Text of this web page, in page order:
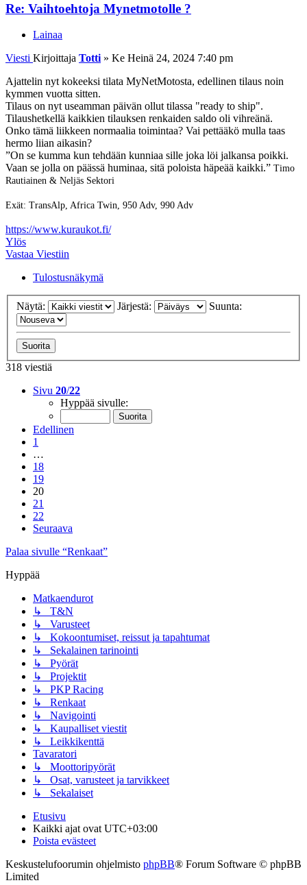
Re: Vaihtoehtoja Mynetmotolle ?
Lainaa
Viesti Kirjoittaja Totti» Ke Heinä 24, 2024 7:40 pm
Ajattelin nyt kokeeksi tilata MyNetMotosta, edellinen tilaus noin
kymmen vuotta sitten.
Tilaus on nyt useamman päivän ollut tilassa "ready to ship".
Tilaushetkellä kaikkien tilauksen renkaiden saldo oli vihreänä.
Onko tämä liikkeen normaalia toimintaa? Vai pettääkö mulla taas
hermo liian aikasin?
”On se kumma kun tehdään kunniaa sille joka löi jalkansa poikki.
Vaan se jolla on päässä huminaa, sitä poloista häpeää kaikki.” Timo
Rautiainen & Neljäs Sektori
Exät: TransAlp, Africa Twin, 950 Adv, 990 Adv
https://www.kuraukot.fi/
Ylös
Vastaa Viestiin
Tulostusnäkymä
Näytä: Järjestä: Suunta:
318 viestiä
Sivu 20/22
Hyppää sivulle:
Edellinen
1
…
18
19
20
21
22
Seuraava
Palaa sivulle “Renkaat”
Hyppää
Matkaendurot
↳ T&N
↳ Varusteet
↳ Kokoontumiset, reissut ja tapahtumat
↳ Sekalainen tarinointi
↳ Pyörät
↳ Projektit
↳ PKP Racing
↳ Renkaat
↳ Navigointi
↳ Kaupalliset viestit
↳ Leikkikenttä
Tavaratori
↳ Moottoripyörät
↳ Osat, varusteet ja tarvikkeet
↳ Sekalaiset
Etusivu
Kaikki ajat ovat UTC+03:00
Poista evästeet
Keskustelufoorumin ohjelmisto phpBB® Forum Software © phpBB
Limited